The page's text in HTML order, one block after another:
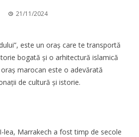
21/11/2024
este un oraș care te transportă
bogată și o arhitectură islamică
marocan este o adevărată
de cultură și istorie.
lea, Marrakech a fost timp de secole